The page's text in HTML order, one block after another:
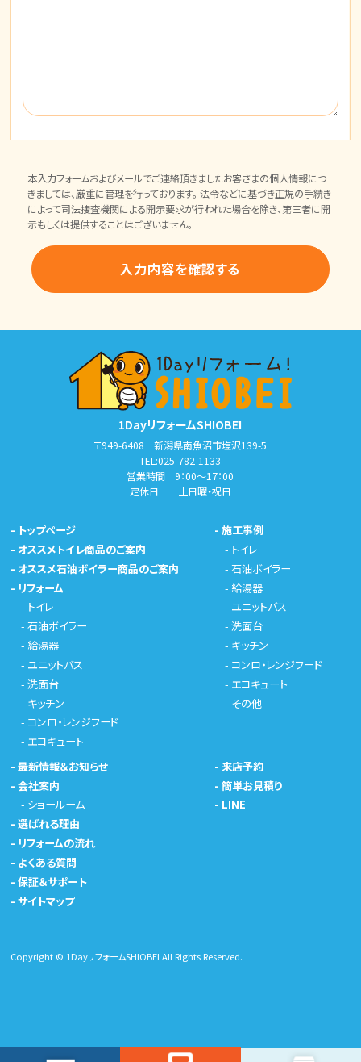
本入力フォームおよびメールでご連絡頂きましたお客さまの個人情報につ
きましては、厳重に管理を行っております。 法令などに基づき正規の手続き
によって司法捜査機関による開示要求が行われた場合を除き、第三者に開
示もしくは提供することはございません。
1DayリフォームSHIOBEI
〒949-6408 新潟県南魚沼市塩沢139-5
TEL:025-782-1133
営業時間 9：00～17：00
定休日 土日曜・祝日
- トップページ
- オススメトイレ商品のご案内
- オススメ石油ボイラー商品のご案内
- リフォーム
- トイレ
-石油ボイラー
- 給湯器
- ユニットバス
-洗面台
- キッチン
- コンロ・レンジフード
- エコキュート
-施工事例
- トイレ
-石油ボイラー
- 給湯器
- ユニットバス
-洗面台
- キッチン
- コンロ・レンジフード
- エコキュート
- その他
-最新情報＆お知らせ
-会社案内
- ショールーム
-選ばれる理由
- リフォームの流れ
- よくある質問
-保証＆サポート
-サイトマップ
- 来店予約
-簡単お見積り
- LINE
Copyright © 1DayリフォームSHIOBEI All Rights Reserved.